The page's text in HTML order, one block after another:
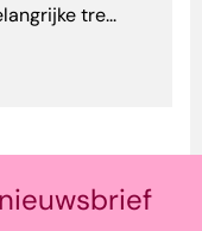
tre...